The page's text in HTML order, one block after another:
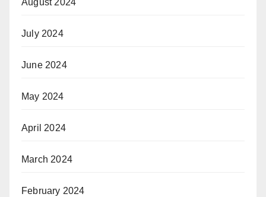
August 2024
July 2024
June 2024
May 2024
April 2024
March 2024
February 2024